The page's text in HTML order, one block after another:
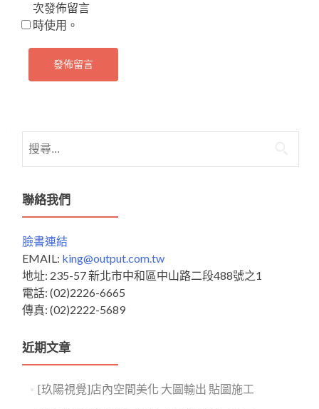
次發佈留言
時使用。
尋
鍵
字:
聯絡我們
臉書連結
EMAIL: king@output.com.tw
地址: 235-57 新北市中和區中山路二段488號之1
電話: (02)2226-6665
傳真: (02)2222-5689
近期文章
[玖陽視覺]店內空間美化 大圖輸出 貼圖施工